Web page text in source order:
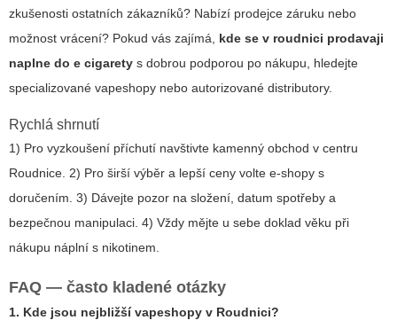
zkušenosti ostatních zákazníků? Nabízí prodejce záruku nebo
možnost vrácení? Pokud vás zajímá, kde se v roudnici prodavaji
naplne do e cigarety s dobrou podporou po nákupu, hledejte
specializované vapeshopy nebo autorizované distributory.
Rychlá shrnutí
1) Pro vyzkoušení příchutí navštivte kamenný obchod v centru
Roudnice. 2) Pro širší výběr a lepší ceny volte e-shopy s
doručením. 3) Dávejte pozor na složení, datum spotřeby a
bezpečnou manipulaci. 4) Vždy mějte u sebe doklad věku při
nákupu náplní s nikotinem.
FAQ — často kladené otázky
1. Kde jsou nejbližší vapeshopy v Roudnici?